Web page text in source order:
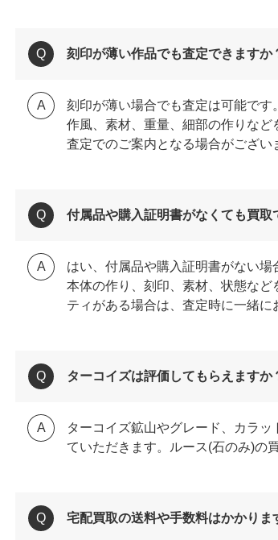
刻印が薄い作品でも査定できますか
刻印が薄い場合でも査定は可能です。
作風、素材、重量、細部の作りな
査定でのご案内となる場合がござい
付属品や購入証明書がなくても買取
はい、付属品や購入証明書がない場
本体の作り、刻印、素材、状態な
ティがある場合は、査定時に一緒に
ターコイズは評価してもらえますか
ターコイズ鉱山やグレード、カラ
ていただきます。ルース(石のみ)の
宅配買取の送料や手数料はかかりま